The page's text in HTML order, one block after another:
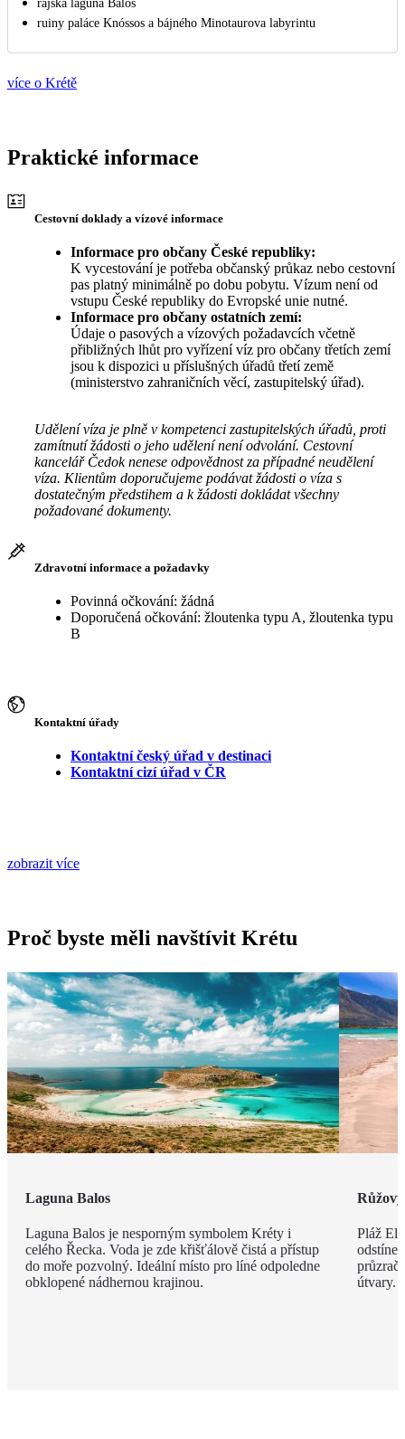
rajská laguna Balos
ruiny paláce Knóssos a bájného Minotaurova labyrintu
více o Krétě
Praktické informace
Cestovní doklady a vízové informace
Informace pro občany České republiky:
K vycestování je potřeba občanský průkaz nebo cestovní
pas platný minimálně po dobu pobytu. Vízum není od
vstupu České republiky do Evropské unie nutné.
Informace pro občany ostatních zemí:
Údaje o pasových a vízových požadavcích včetně
přibližných lhůt pro vyřízení víz pro občany třetích zemí
jsou k dispozici u příslušných úřadů třetí země
(ministerstvo zahraničních věcí, zastupitelský úřad).
Udělení víza je plně v kompetenci zastupitelských úřadů, proti
zamítnutí žádosti o jeho udělení není odvolání. Cestovní
kancelář Čedok nenese odpovědnost za případné neudělení
víza. Klientům doporučujeme podávat žádosti o víza s
dostatečným předstihem a k žádosti dokládat všechny
požadované dokumenty.
Zdravotní informace a požadavky
Povinná očkování: žádná
Doporučená očkování: žloutenka typu A, žloutenka typu
B
Kontaktní úřady
Kontaktní český úřad v destinaci
Kontaktní cizí úřad v ČR
zobrazit více
Proč byste měli navštívit Krétu
Laguna Balos
Laguna Balos je nesporným symbolem Kréty i
celého Řecka. Voda je zde křišťálově čistá a přístup
do moře pozvolný. Ideální místo pro líné odpoledne
obklopené nádhernou krajinou.
Pláž
útvary.